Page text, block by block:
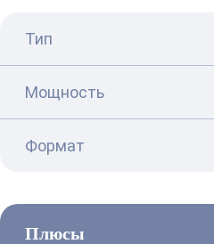
Тип
Мощность
Формат
Плюсы